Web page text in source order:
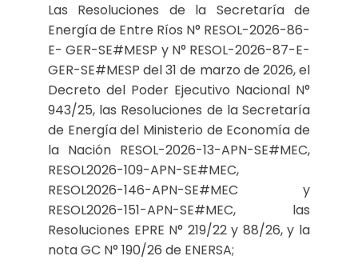
Las Resoluciones de la Secretaría de
Energía de Entre Ríos N° RESOL-2026-86-
E- GER-SE#MESP y N° RESOL-2026-87-E-
GER-SE#MESP del 31 de marzo de 2026, el
Decreto del Poder Ejecutivo Nacional N°
943/25, las Resoluciones de la Secretaría
de Energía del Ministerio de Economía de
la Nación RESOL-2026-13-APN-SE#MEC,
RESOL2026-109-APN-SE#MEC,
RESOL2026-146-APN-SE#MEC y
RESOL2026-151-APN-SE#MEC, las
Resoluciones EPRE N° 219/22 y 88/26, y la
nota GC N° 190/26 de ENERSA;